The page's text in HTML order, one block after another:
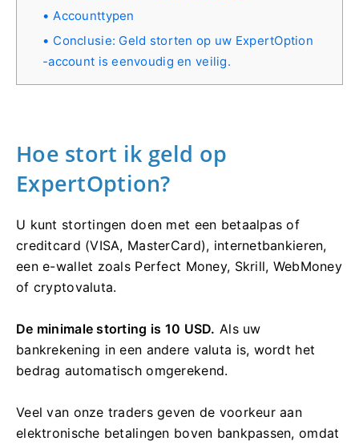
Accounttypen
Conclusie: Geld storten op uw ExpertOption
-account is eenvoudig en veilig.
Hoe stort ik geld op
ExpertOption?
U kunt stortingen doen met een betaalpas of
creditcard (VISA, MasterCard), internetbankieren,
een e-wallet zoals Perfect Money, Skrill, WebMoney
of cryptovaluta.
De minimale storting is 10 USD. Als uw
bankrekening in een andere valuta is, wordt het
bedrag automatisch omgerekend.
Veel van onze traders geven de voorkeur aan
elektronische betalingen boven bankpassen, omdat